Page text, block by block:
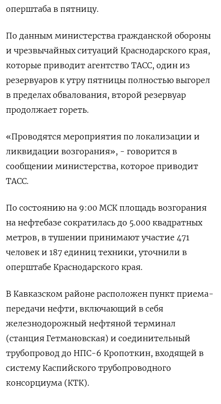
оперштаба в пятницу.
По данным министерства гражданской обороны
и чрезвычайных ситуаций Краснодарского края,
которые приводит агентство ТАСС, один из
резервуаров к утру пятницы полностью выгорел
в пределах обвалования, второй резервуар
продолжает гореть.
«Проводятся мероприятия по локализации и
ликвидации возгорания», - говорится в
сообщении министерства, которое приводит
ТАСС.
По состоянию на 9:00 МСК площадь возгорания
на нефтебазе сократилась до 5.000 квадратных
метров, в тушении принимают участие 471
человек и 187 единиц техники, уточнили в
оперштабе Краснодарского края.
В Кавказском районе расположен пункт приема-
передачи нефти, включающий в себя
железнодорожный нефтяной терминал
(станция Гетмановская) и соединительный
трубопровод до НПС-6 Кропоткин, входящей в
систему Каспийского трубопроводного
консорциума (КТК).